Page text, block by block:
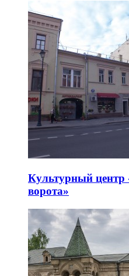
Культурный центр
ворота»